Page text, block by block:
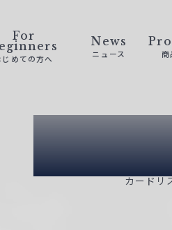
For
じめての方へ
News
ニュース 商
カードリ